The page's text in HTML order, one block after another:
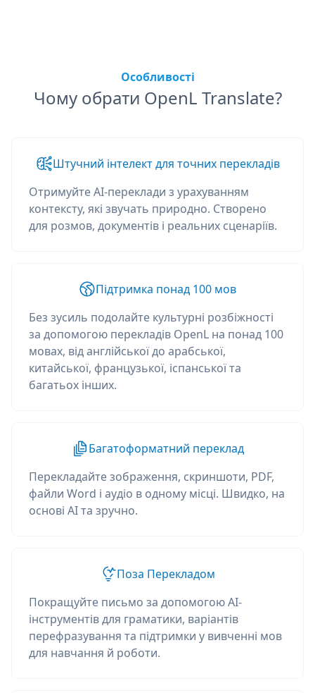
Особливості
Чому обрати OpenL Translate?
Штучний інтелект для точних перекладів
Отримуйте AI-переклади з урахуванням
контексту, які звучать природно. Створено
для розмов, документів і реальних сценаріїв.
Підтримка понад 100 мов
Без зусиль подолайте культурні розбіжності
за допомогою перекладів OpenL на понад 100
мовах, від англійської до арабської,
китайської, французької, іспанської та
багатьох інших.
Багатоформатний переклад
Перекладайте зображення, скриншоти, PDF,
файли Word і аудіо в одному місці. Швидко, на
основі AI та зручно.
Поза Перекладом
Покращуйте письмо за допомогою AI-
інструментів для граматики, варіантів
перефразування та підтримки у вивченні мов
для навчання й роботи.